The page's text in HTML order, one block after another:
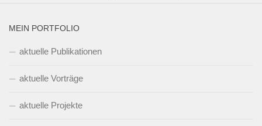
MEIN PORTFOLIO
aktuelle Publikationen
aktuelle Vorträge
aktuelle Projekte